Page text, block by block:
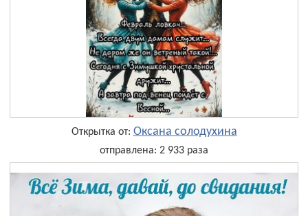
Открытка от: Оксана солодухина
отправлена: 2 933 раза